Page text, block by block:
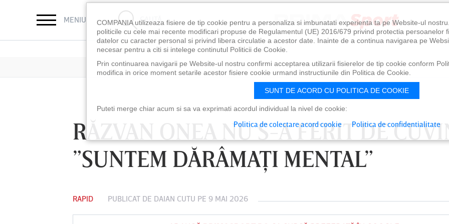
MENIU CAUTĂ
RĂZVAN ONEA NU S-A FERIT DE
”SUNTEM DĂRÂMAŢI MENTAL”
RAPID PUBLICAT DE DAIAN CUTU PE 9 MAI 2026
LUNI 10 AUG, 18:30 LUNI 10 AUG, 21:30 VINERI 07 AUG, 21:00
COMPANIA utilizeaza fisiere de tip cookie pentru a personaliza si imbunatati experienta ta pe Website-ul
politicile cu cele mai recente modificari propuse de Regulamentul (UE) 2016/679 privind protectia persoanelor
datelor cu caracter personal si privind libera circulatie a acestor date. Inainte de a continua navigarea pe
necesar pentru a citi si intelege continutul Politicii de Cookie.
Prin continuarea navigarii pe Website-ul nostru confirmi acceptarea utilizarii fisierelor de tip cookie conform
modifica in orice moment setarile acestor fisiere cookie urmand instructiunile din Politica de Cookie.
SUNT DE ACORD CU POLITICA DE COOKIE
Puteti merge chiar acum si sa va exprimati acordul individual la nivel de cookie:
Politica de colectare acord cookie Politica de confidentialitate